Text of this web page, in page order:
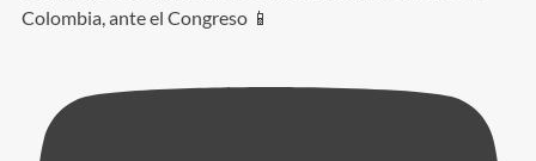
Colombia, ante el Congreso 📱